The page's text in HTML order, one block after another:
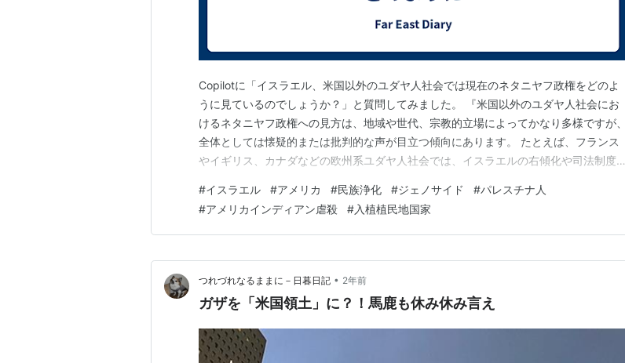
Copilotに「イスラエル、米国以外のユダヤ人社会では現在のネタニヤフ政権をどのよ
うに見ているのでしょうか？」と質問してみました。 『米国以外のユダヤ人社会にお
けるネタニヤフ政権への見方は、地域や世代、宗教的立場によってかなり多様ですが、
全体としては懐疑的または批判的な声が目立つ傾向にあります。 たとえば、フランス
やイギリス、カナダなどの欧州系ユダヤ人社会では、イスラエルの右傾化や司法制度改
で進められている司法制度改革が「民主主義の根幹を揺るがす」として、イスラエル国
外のリベラル系ユダヤ人団体や知識人たちが抗議声明…
#イスラエル #アメリカ #民族浄化 #ジェノサイド #パレスチナ人
#アメリカインディアン虐殺 #入植植民地国家
つれづれなるままに－日暮日記 • 2年前
ガザを「米国領土」に？！馬鹿も休み休み言え